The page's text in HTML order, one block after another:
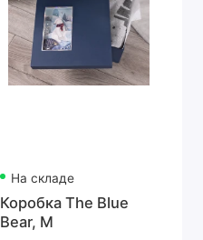
На складе
Коробка The Blue
Bear, M